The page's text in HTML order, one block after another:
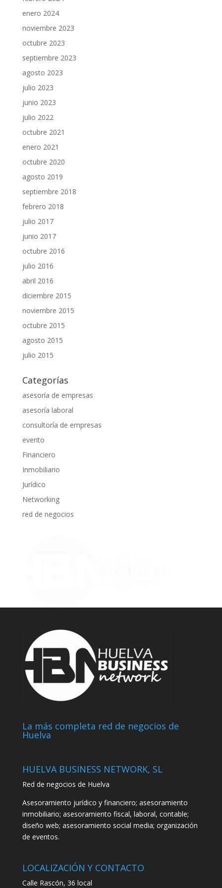
enero 2024
noviembre 2023
octubre 2023
septiembre 2023
agosto 2023
julio 2023
junio 2023
julio 2022
octubre 2021
enero 2021
octubre 2020
agosto 2019
septiembre 2018
febrero 2018
julio 2017
junio 2017
octubre 2016
julio 2016
abril 2016
diciembre 2015
noviembre 2015
octubre 2015
agosto 2015
julio 2015
Categorías
asesoría de empresas
asesoría laboral
consultoría de empresas
evento
Financiero
Inmobiliario
Jurídico
Networking
red de negocios
La más completa red de negocios de
Huelva
HUELVA BUSINESS NETWORK, SL
Red de negocios de Huelva
Asesoramiento jurídico y financiero; asesoramiento
inmobiliario; asesoramiento fiscal, laboral, contable;
diseño web; asesoramiento social media; organización
de eventos.
LOCALIZACIÓN Y CONTACTO
Calle Rascón, 36 local